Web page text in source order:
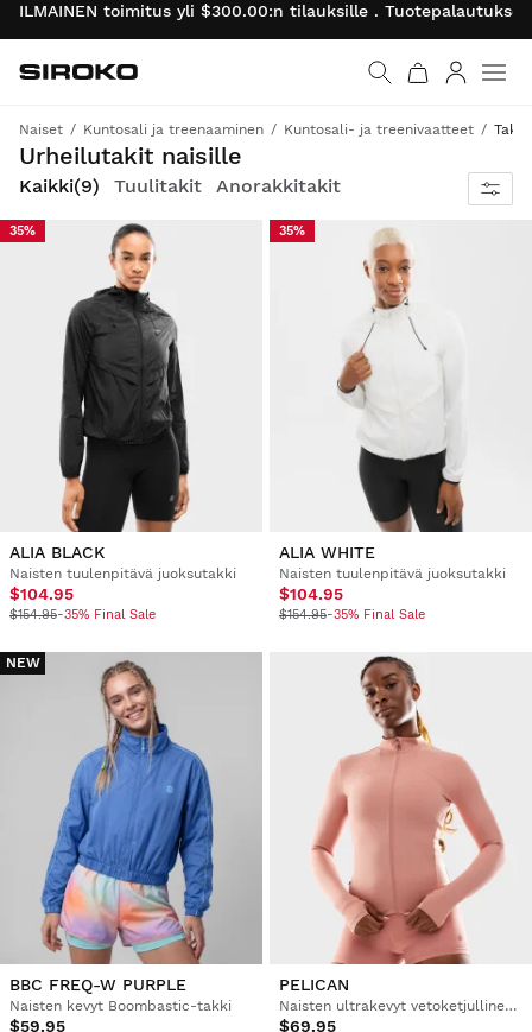
ILMAINEN toimitus yli $300.00:n tilauksille .
Palaa aloitussivulle
Siroko.com
Naiset Kuntosali ja treenaaminen Kuntosali- ja treenivaatteet Takit
Urheilutakit naisille
Kevyet, kestävät ja hengittävät takit, jotka sopivat treenaamiseen, juoksemiseen tai aktiiviseen elämäntyyliin.
Kaikki(9) Tuulitakit Anorakkitakit
35%
ALIA BLACK
Naisten tuulenpitävä juoksutakki
$104.95
$154.95-35% Final Sale
35%
ALIA WHITE
Naisten tuulenpitävä juoksutakki
$104.95
$154.95-35% Final Sale
NEW
BBC FREQ-W PURPLE
Naisten kevyt Boombastic-takki
$59.95
PELICAN
Naisten ultrakevyt vetoketjullinen treenitakki
$69.95